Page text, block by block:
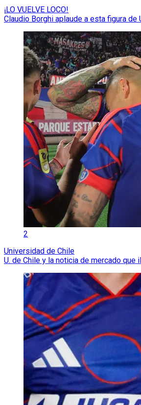
¡LO VUELVE LOCO!
Claudio Borghi aplaude a esta figura de
2
Universidad de Chile
U. de Chile y la noticia de mercado que